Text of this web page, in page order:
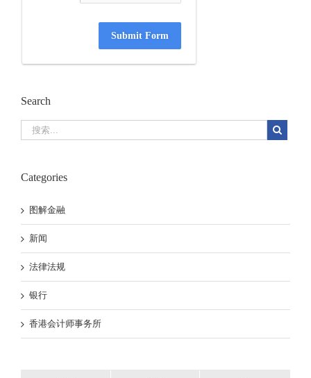
Submit Form
Search
Categories
图解金融
新闻
法律法规
银行
香港会计师事务所